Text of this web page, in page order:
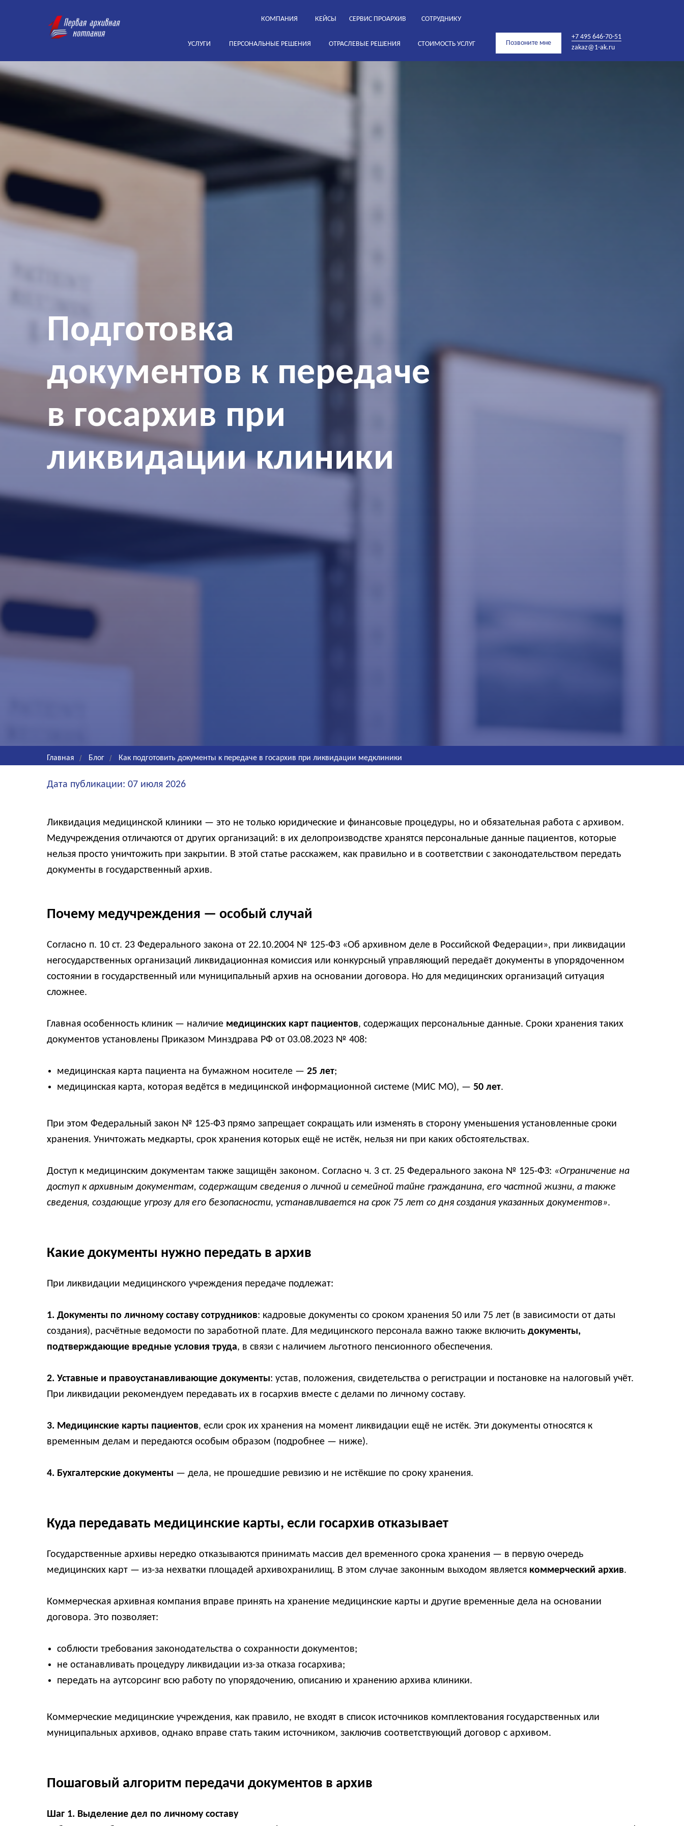
КОМПАНИЯ КЕЙСЫ СЕРВИС ПРОАРХИВ СОТРУДНИКУ
УСЛУГИ ПЕРСОНАЛЬНЫЕ РЕШЕНИЯ ОТРАСЛЕВЫЕ РЕШЕНИЯ СТОИМОСТЬ УСЛУГ
+7 495 646-70-51
zakaz@1-ak.ru
Позвоните мне
Подготовка
документов к передаче
в госархив при
ликвидации клиники
Главная / Блог / Как подготовить документы к передаче в госархив при ликвидации медклиники
Дата публикации: 07 июля 2026
Ликвидация медицинской клиники — это не только юридические и финансовые процедуры, но и обязательная работа с архивом.
Медучреждения отличаются от других организаций: в их делопроизводстве хранятся персональные данные пациентов, которые
нельзя просто уничтожить при закрытии. В этой статье расскажем, как правильно и в соответствии с законодательством передать
документы в государственный архив.
Почему медучреждения — особый случай
Согласно п. 10 ст. 23 Федерального закона от 22.10.2004 № 125-ФЗ «Об архивном деле в Российской Федерации», при ликвидации
негосударственных организаций ликвидационная комиссия или конкурсный управляющий передаёт документы в упорядоченном
состоянии в государственный или муниципальный архив на основании договора. Но для медицинских организаций ситуация
сложнее.
Главная особенность клиник — наличие медицинских карт пациентов, содержащих персональные данные. Сроки хранения таких
документов установлены Приказом Минздрава РФ от 03.08.2023 № 408:
медицинская карта пациента на бумажном носителе — 25 лет;
медицинская карта, которая ведётся в медицинской информационной системе (МИС МО), — 50 лет.
При этом Федеральный закон № 125-ФЗ прямо запрещает сокращать или изменять в сторону уменьшения установленные сроки
хранения. Уничтожать медкарты, срок хранения которых ещё не истёк, нельзя ни при каких обстоятельствах.
Доступ к медицинским документам также защищён законом. Согласно ч. 3 ст. 25 Федерального закона № 125-ФЗ: «Ограничение на
доступ к архивным документам, содержащим сведения о личной и семейной тайне гражданина, его частной жизни, а также
сведения, создающие угрозу для его безопасности, устанавливается на срок 75 лет со дня создания указанных документов».
Какие документы нужно передать в архив
При ликвидации медицинского учреждения передаче подлежат:
1. Документы по личному составу сотрудников: кадровые документы со сроком хранения 50 или 75 лет (в зависимости от даты
создания), расчётные ведомости по заработной плате. Для медицинского персонала важно также включить документы,
подтверждающие вредные условия труда, в связи с наличием льготного пенсионного обеспечения.
2. Уставные и правоустанавливающие документы: устав, положения, свидетельства о регистрации и постановке на налоговый учёт.
При ликвидации рекомендуем передавать их в госархив вместе с делами по личному составу.
3. Медицинские карты пациентов, если срок их хранения на момент ликвидации ещё не истёк. Эти документы относятся к
временным делам и передаются особым образом (подробнее — ниже).
4. Бухгалтерские документы — дела, не прошедшие ревизию и не истёкшие по сроку хранения.
Куда передавать медицинские карты, если госархив отказывает
Государственные архивы нередко отказываются принимать массив дел временного срока хранения — в первую очередь
медицинских карт — из-за нехватки площадей архивохранилищ. В этом случае законным выходом является коммерческий архив.
Коммерческая архивная компания вправе принять на хранение медицинские карты и другие временные дела на основании
договора. Это позволяет:
соблюсти требования законодательства о сохранности документов;
не останавливать процедуру ликвидации из-за отказа госархива;
передать на аутсорсинг всю работу по упорядочению, описанию и хранению архива клиники.
Коммерческие медицинские учреждения, как правило, не входят в список источников комплектования государственных или
муниципальных архивов, однако вправе стать таким источником, заключив соответствующий договор с архивом.
Пошаговый алгоритм передачи документов в архив
Шаг 1. Выделение дел по личному составу